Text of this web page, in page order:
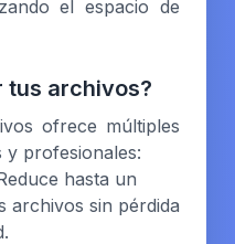
el espacio de
tus archivos?
ofrece múltiples
y profesionales:
hasta un
archivos sin pérdida